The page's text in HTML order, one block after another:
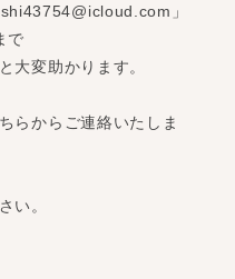
」
で
大変助かります。
らからご連絡いたしま
い。